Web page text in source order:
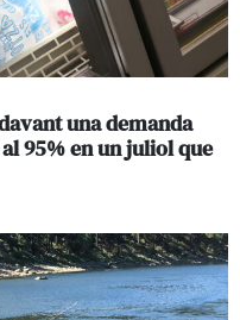
una demanda
95% en un juliol que